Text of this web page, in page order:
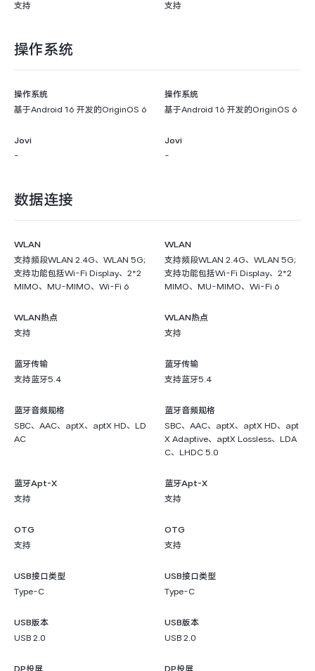
支持
支持
操作系统
操作系统
基于Android 16 开发的OriginOS 6
操作系统
基于Android 16 开发的OriginOS 6
Jovi
-
Jovi
-
数据连接
WLAN
支持频段WLAN 2.4G、WLAN 5G;
支持功能包括Wi-Fi Display、2*2
MIMO、MU-MIMO、Wi-Fi 6
WLAN
支持频段WLAN 2.4G、WLAN 5G;
支持功能包括Wi-Fi Display、2*2
MIMO、MU-MIMO、Wi-Fi 6
WLAN热点
支持
WLAN热点
支持
蓝牙传输
支持蓝牙5.4
蓝牙传输
支持蓝牙5.4
蓝牙音频规格
SBC、AAC、aptX、aptX HD、LD
AC
蓝牙音频规格
SBC、AAC、aptX、aptX HD、apt
X Adaptive、aptX Lossless、LDA
C、LHDC 5.0
蓝牙Apt-X
支持
蓝牙Apt-X
支持
OTG
支持
OTG
支持
USB接口类型
Type-C
USB接口类型
Type-C
USB版本
USB 2.0
USB版本
USB 2.0
DP投屏 DP投屏